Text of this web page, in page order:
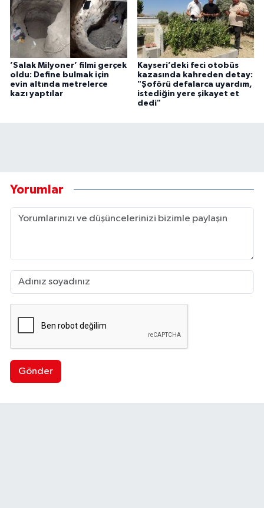
’Salak Milyoner’ filmi gerçek
oldu: Define bulmak için
evin altında metrelerce
kazı yaptılar
Kayseri’deki feci otobüs
kazasında kahreden detay:
"Şoförü defalarca uyardım,
istediğin yere şikayet et
dedi"
Yorumlar
Gönder